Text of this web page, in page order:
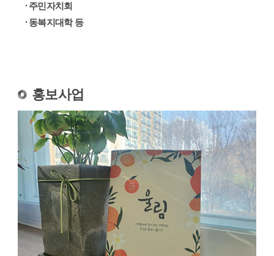
주민자치회
동복지대학 등
홍보사업